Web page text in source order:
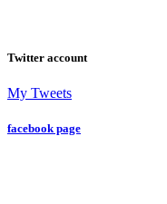
Twitter account
My Tweets
facebook page